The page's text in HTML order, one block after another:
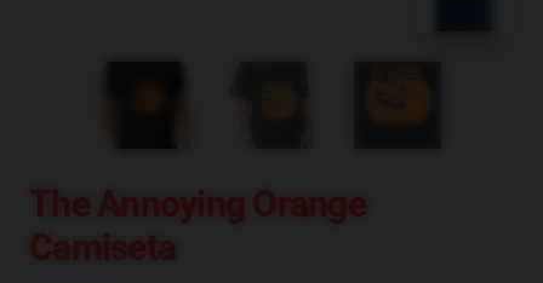
The Annoying Orange
Camiseta